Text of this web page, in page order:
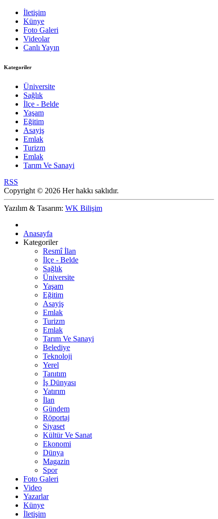
İletişim
Künye
Foto Galeri
Videolar
Canlı Yayın
Kategoriler
Üniversite
Sağlık
İlçe - Belde
Yaşam
Eğitim
Asayiş
Emlak
Turizm
Emlak
Tarım Ve Sanayi
RSS
Copyright © 2026 Her hakkı saklıdır.
Yazılım & Tasarım: WK Bilişim
Anasayfa
Kategoriler
Resmî İlan
İlçe - Belde
Sağlık
Üniversite
Yaşam
Eğitim
Asayiş
Emlak
Turizm
Emlak
Tarım Ve Sanayi
Belediye
Teknoloji
Yerel
Tanıtım
İş Dünyası
Yatırım
İlan
Gündem
Röportaj
Siyaset
Kültür Ve Sanat
Ekonomi
Dünya
Magazin
Spor
Foto Galeri
Video
Yazarlar
Künye
İletişim